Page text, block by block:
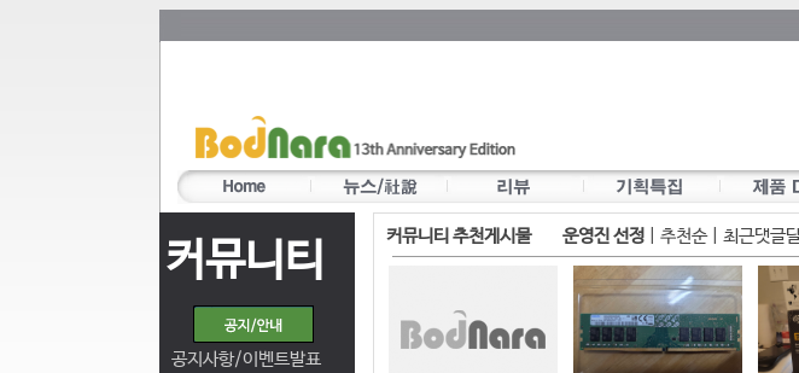
커뮤니티
공지사항/이벤트발표
커뮤니티 추천게시물 운영진 선정 추천순| 최근댓글